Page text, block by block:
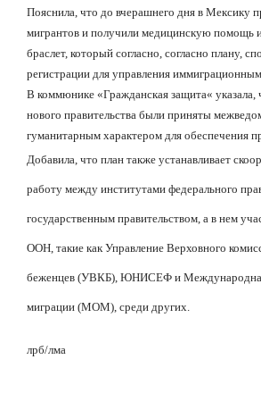
Пояснила, что до вчерашнего дня в Мексику
мигрантов и получили медицинскую помощь
браслет, который согласно, согласно плану,
регистрации для управления
В коммюнике «Гражданская защита« указала,
нового правительства были приняты
гуманитарным характером для обеспечения
Добавила, что план также устанавливает
работу между институтами федерального
государственным правительством, а в нем
ООН, такие как Управление Верховного
беженцев (УВКБ), ЮНИСЕФ и Международная
миграции (МОМ), среди других.
лрб/лма